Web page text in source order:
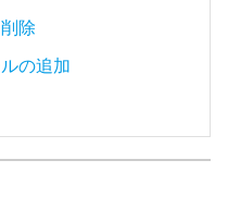
除
の追加